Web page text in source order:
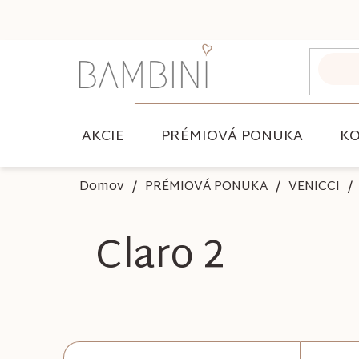
AKCIE PRÉMIOVÁ PONUKA
Domov PRÉMIOVÁ PONUKA VENICCI
Claro 2